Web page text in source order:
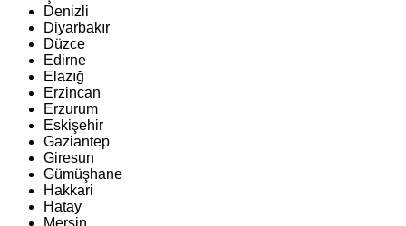
Denizli
Diyarbakır
Düzce
Edirne
Elazığ
Erzincan
Erzurum
Eskişehir
Gaziantep
Giresun
Gümüşhane
Hakkari
Hatay
Mersin